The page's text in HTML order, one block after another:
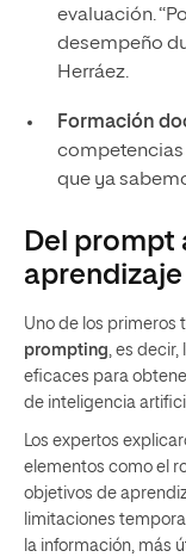
evaluación.
desempeño
Herráez.
Formación
competencias
que ya
Del prompt
aprendizaje
Uno de los primeros
prompting , es
eficaces para
de inteligencia
Los expertos
elementos como el
objetivos de
limitaciones
la información, más